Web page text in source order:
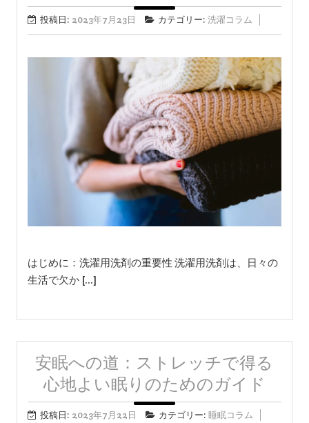
投稿日: 2023年7月23日 カテゴリー: 洗濯コラム
はじめに：洗濯用洗剤の重要性 洗濯用洗剤は、日々の
生活で欠か […]
安眠への道：ストレッチで得る
心地よい眠りのためのガイド
投稿日: 2023年7月22日 カテゴリー: 睡眠コラム